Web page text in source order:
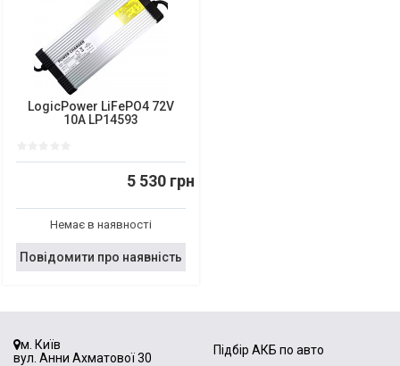
LogicPower LiFePO4 72V
10A LP14593
5 530 грн
Немає в наявності
Повідомити про наявність
м. Київ
вул. Анни Ахматової 30
Підбір АКБ по авто